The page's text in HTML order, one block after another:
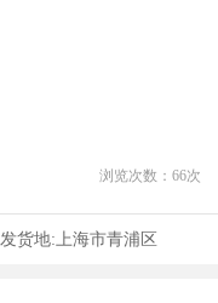
浏览次数： 66次
发货地: 上海市青浦区